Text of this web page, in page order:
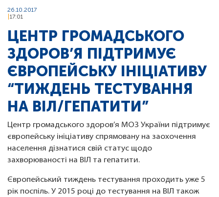
26.10.2017
17:01
ЦЕНТР ГРОМАДСЬКОГО
ЗДОРОВ’Я ПІДТРИМУЄ
ЄВРОПЕЙСЬКУ ІНІЦІАТИВУ
“ТИЖДЕНЬ ТЕСТУВАННЯ
НА ВІЛ/ГЕПАТИТИ”
Центр громадського здоров’я МОЗ України підтримує
європейську ініціативу спрямовану на заохочення
населення дізнатися свій статус щодо
захворюваності на ВІЛ та гепатити.
Європейський тиждень тестування проходить уже 5
рік поспіль. У 2015 році до тестування на ВІЛ також